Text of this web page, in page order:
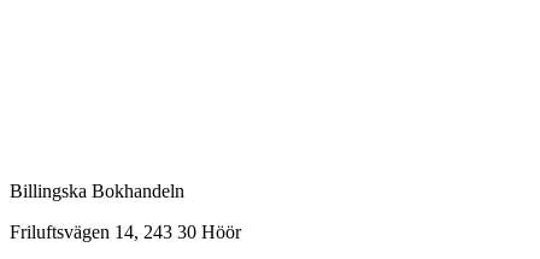
Billingska Bokhandeln
Friluftsvägen 14, 243 30 Höör